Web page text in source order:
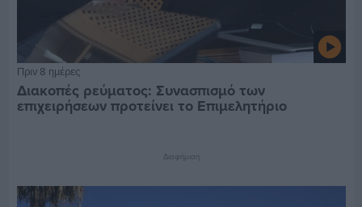
Πριν 8 ημέρες
Διακοπές ρεύματος: Συνασπισμό των
επιχειρήσεων προτείνει το Επιμελητήριο
Διαφήμιση